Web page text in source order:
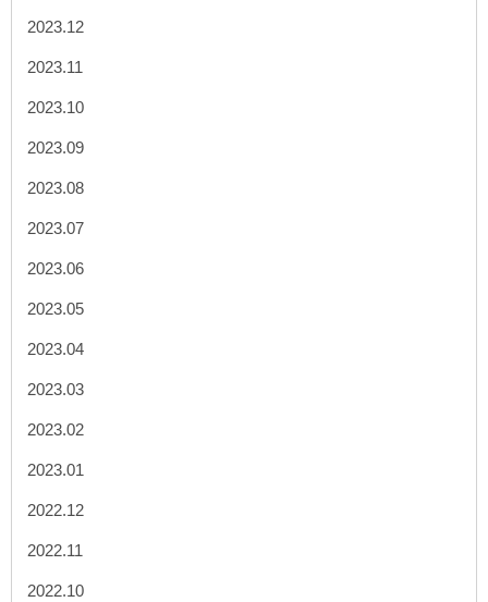
2023.12
2023.11
2023.10
2023.09
2023.08
2023.07
2023.06
2023.05
2023.04
2023.03
2023.02
2023.01
2022.12
2022.11
2022.10